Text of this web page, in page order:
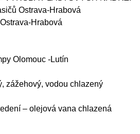
Ostrava-Hrabová
Hrabová
Olomouc -Lutín
zážehový, vodou chlazený
– olejová vana chlazená